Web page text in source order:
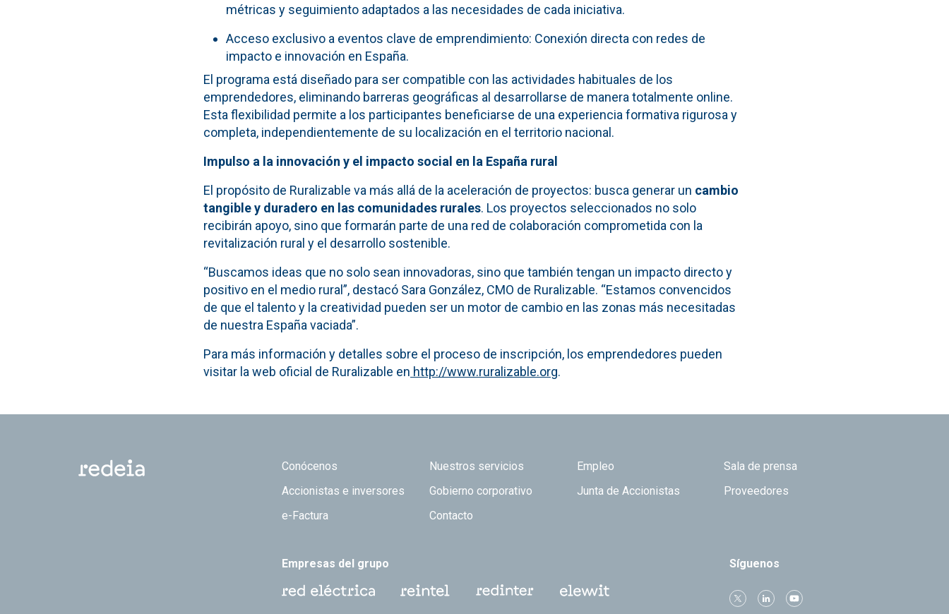
métricas y seguimiento adaptados a las necesidades de cada iniciativa.
Acceso exclusivo a eventos clave de emprendimiento: Conexión directa con redes de
impacto e innovación en España.
El programa está diseñado para ser compatible con las actividades habituales de los
emprendedores, eliminando barreras geográficas al desarrollarse de manera totalmente online.
Esta flexibilidad permite a los participantes beneficiarse de una experiencia formativa rigurosa y
completa, independientemente de su localización en el territorio nacional.
Impulso a la innovación y el impacto social en la España rural
El propósito de Ruralizable va más allá de la aceleración de proyectos: busca generar un cambio
tangible y duradero en las comunidades rurales. Los proyectos seleccionados no solo
recibirán apoyo, sino que formarán parte de una red de colaboración comprometida con la
revitalización rural y el desarrollo sostenible.
“Buscamos ideas que no solo sean innovadoras, sino que también tengan un impacto directo y
positivo en el medio rural”, destacó Sara González, CMO de Ruralizable. “Estamos convencidos
de que el talento y la creatividad pueden ser un motor de cambio en las zonas más necesitadas
de nuestra España vaciada”.
Para más información y detalles sobre el proceso de inscripción, los emprendedores pueden
visitar la web oficial de Ruralizable en http://www.ruralizable.org.
Footer TOP
Conócenos Nuestros servicios Empleo
Sala de prensa
Accionistas e inversores
Gobierno corporativo Junta de Accionistas
Proveedores
e-Factura
Contacto
Empresas del grupo Síguenos